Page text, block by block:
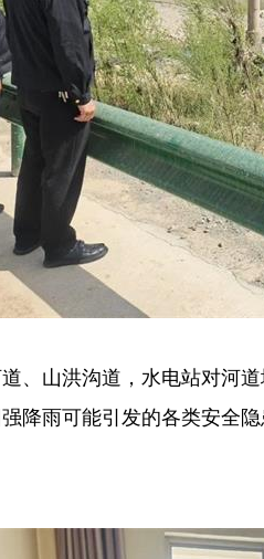
、山洪沟道，水电站对河
降雨可能引发的各类安全